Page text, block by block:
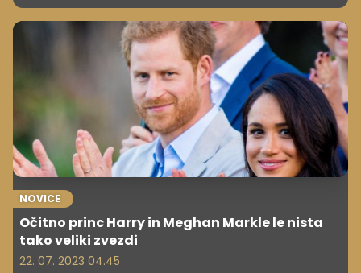
tem nudijo dobre pogoje dela.
NOVICE
Očitno princ Harry in Meghan Markle le nista
tako veliki zvezdi
22. 07. 2023 04.45